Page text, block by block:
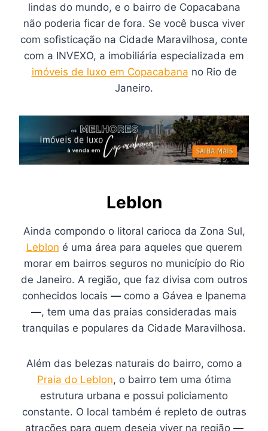
lindas do mundo, e o bairro de Copacabana
não poderia ficar de fora. Se você busca viver
com sofisticação na Cidade Maravilhosa, conte
com a INVEXO, a imobiliária especializada em
imóveis de luxo em Copacabana no Rio de
Janeiro.
Leblon
Ainda compondo o litoral carioca da Zona Sul,
Leblon é uma área para aqueles que querem
morar em bairros seguros no município do Rio
de Janeiro. A região, que faz divisa com outros
conhecidos locais —como a Gávea e Ipanema
—, tem uma das praias consideradas mais
tranquilas e populares da Cidade Maravilhosa.
Além das belezas naturais do bairro, como a
Praia do Leblon, o bairro tem uma ótima
estrutura urbana e possui policiamento
constante. O local também é repleto de outras
atrações para quem deseja viver na região —